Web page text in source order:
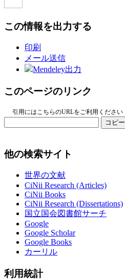
この情報を出力する
印刷
メール送信
Mendeley出力
このページのリンク
引用にはこちらのURLをご利用ください
コピー
他の検索サイト
世界の文献
CiNii Research (Articles)
CiNii Books
CiNii Research (Dissertations)
国立国会図書館サーチ
Google
Google Scholar
Google Books
カーリル
利用統計